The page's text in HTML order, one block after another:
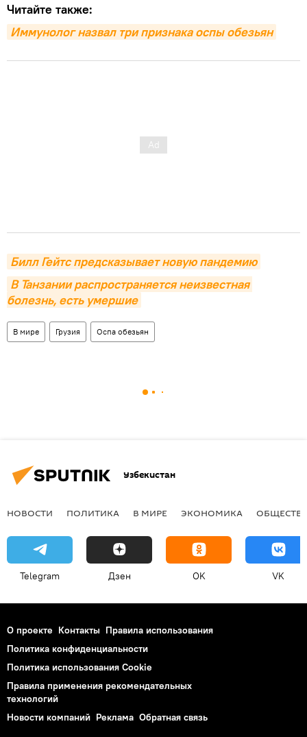
Читайте также:
Иммунолог назвал три признака оспы обезьян
Билл Гейтс предсказывает новую пандемию
В Танзании распространяется неизвестная
болезнь, есть умершие
В мире Грузия Оспа обезьян
Узбекистан
НОВОСТИ ПОЛИТИКА В МИРЕ ЭКОНОМИКА
Telegram Дзен OK VK
О проекте Контакты Правила использования
Политика конфиденциальности
Политика использования Cookie
Правила применения рекомендательных
технологий
Новости компаний Реклама Обратная связь